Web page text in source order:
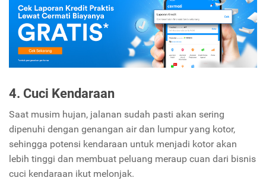
4. Cuci Kendaraan
Saat musim hujan, jalanan sudah pasti akan sering
dipenuhi dengan genangan air dan lumpur yang kotor,
sehingga potensi kendaraan untuk menjadi kotor akan
lebih tinggi dan membuat peluang meraup cuan dari bisnis
cuci kendaraan ikut melonjak.